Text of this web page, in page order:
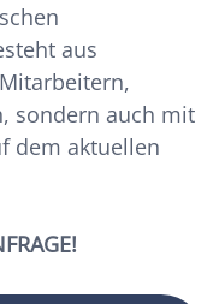
aus
sondern auch mit
dem aktuellen